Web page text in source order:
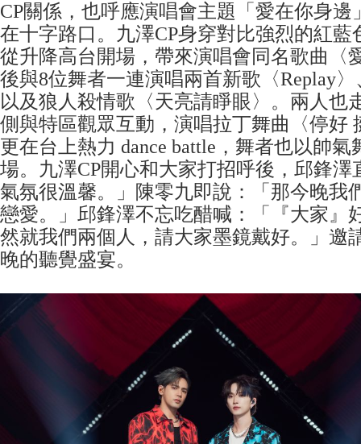
CP關係，也呼應演唱會主題「愛在你身邊
在十字路口。九澤CP身穿對比強烈的紅藍
從升降高台開場，帶來演唱會同名歌曲〈
後與8位舞者一連演唱兩首新歌〈Replay
以及狼人殺情歌〈天亮請睜眼〉。兩人也
側與特區觀眾互動，演唱拉丁舞曲〈停好
更在台上熱力 dance battle，舞者也以帥
場。九澤CP開心和大家打招呼後，邱鋒澤
氣氛很溫馨。」陳零九即說：「那今晚我
戀愛。」邱鋒澤不忘吃醋喊：「『大家』
然就我們兩個人，請大家墨鏡戴好。」邀
晚的聽覺盛宴。